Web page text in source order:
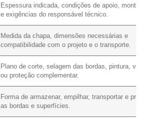
Espessura indicada, condições de apoio,
e exigências do responsável técnico.
Medida da chapa, dimensões necessárias e
compatibilidade com o projeto e o transporte.
Plano de corte, selagem das bordas, pintura,
ou proteção complementar.
Forma de armazenar, empilhar, transportar e
as bordas e superfícies.